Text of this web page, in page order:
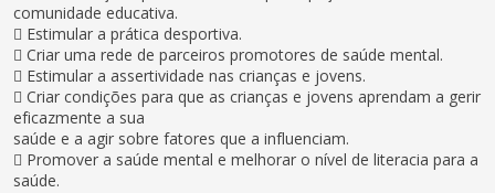
comunidade educativa.
 Estimular a prática desportiva.
 Criar uma rede de parceiros promotores de saúde mental.
 Estimular a assertividade nas crianças e jovens.
 Criar condições para que as crianças e jovens aprendam a gerir
eficazmente a sua
saúde e a agir sobre fatores que a influenciam.
 Promover a saúde mental e melhorar o nível de literacia para a
saúde.